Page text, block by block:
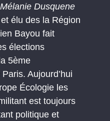
Dusquene
élu des la Région
Bayou fait
élections
5ème
Aujourd’hui
Écologie les
est toujours
politique et